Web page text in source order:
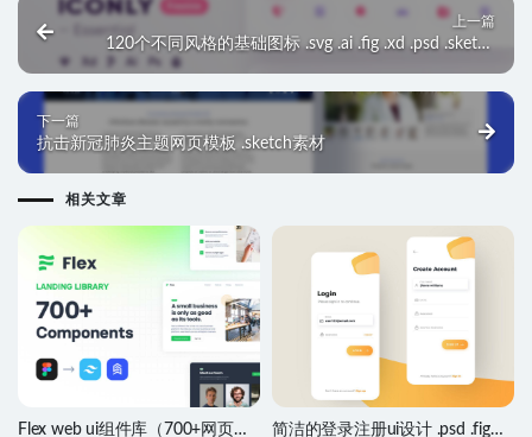
上一篇
120个不同风格的基础图标 .svg .ai .fig .xd .psd .sketch
下一篇
抗击新冠肺炎主题网页模板 .sketch素材
相关文章
Flex web ui组件库（700+网页组 简洁的登录注册ui设计 .psd .fig